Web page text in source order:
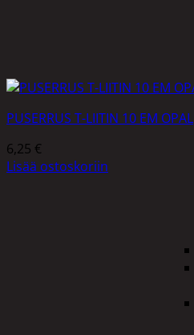
PUSERRUS T-LIITIN 10 EM OPAL
6,25 €
Lisää ostoskoriin